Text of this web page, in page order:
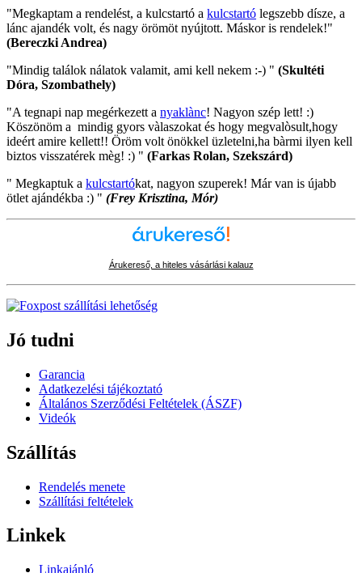
"Megkaptam a rendelést, a kulcstartó a kulcstartó legszebb dísze, a
lánc ajandék volt, és nagy örömöt nyújtott. Máskor is rendelek!"
(Bereczki Andrea)
"Mindig találok nálatok valamit, ami kell nekem :-) " (Skultéti
Dóra, Szombathely)
"A tegnapi nap megérkezett a nyaklànc! Nagyon szép lett! :)
Köszönöm a mindig gyors vàlaszokat és hogy megvalòsult,hogy
ideért amire kellett!! Öröm volt önökkel üzletelni,ha bàrmi ilyen kell
biztos visszatérek mèg! :) " (Farkas Rolan, Szekszárd)
" Megkaptuk a kulcstartókat, nagyon szuperek! Már van is újabb
ötlet ajándékba :) " (Frey Krisztina, Mór)
Árukereső, a hiteles vásárlási kalauz
Jó tudni
Garancia
Adatkezelési tájékoztató
Általános Szerződési Feltételek (ÁSZF)
Videók
Szállítás
Rendelés menete
Szállítási feltételek
Linkek
Linkajánló